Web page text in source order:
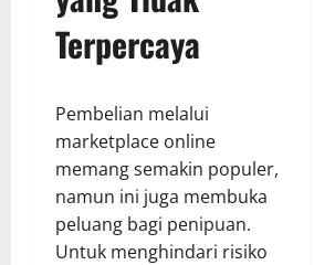
Terpercaya
Pembelian melalui
marketplace online
memang semakin populer,
namun ini juga membuka
peluang bagi penipuan.
Untuk menghindari risiko